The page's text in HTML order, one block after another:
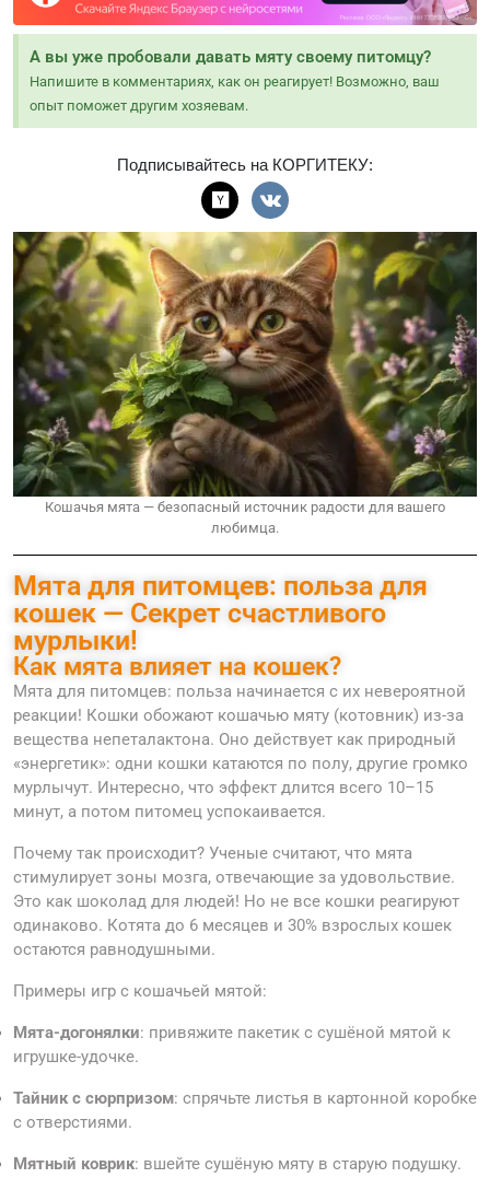
А вы уже пробовали давать мяту своему питомцу?
Напишите в комментариях, как он реагирует! Возможно, ваш
опыт поможет другим хозяевам.
Подписывайтесь на КОРГИТЕКУ:
Кошачья мята — безопасный источник радости для вашего
любимца.
Мята для питомцев: польза для
кошек — Секрет счастливого
мурлыки!
Как мята влияет на кошек?
Мята для питомцев: польза начинается с их невероятной
реакции! Кошки обожают кошачью мяту (котовник) из-за
вещества непеталактона. Оно действует как природный
«энергетик»: одни кошки катаются по полу, другие громко
мурлычут. Интересно, что эффект длится всего 10–15
минут, а потом питомец успокаивается.
Почему так происходит? Ученые считают, что мята
стимулирует зоны мозга, отвечающие за удовольствие.
Это как шоколад для людей! Но не все кошки реагируют
одинаково. Котята до 6 месяцев и 30% взрослых кошек
остаются равнодушными.
Примеры игр с кошачьей мятой:
Мята-догонялки: привяжите пакетик с сушёной мятой к
игрушке-удочке.
Тайник с сюрпризом: спрячьте листья в картонной коробке
с отверстиями.
Мятный коврик: вшейте сушёную мяту в старую подушку.